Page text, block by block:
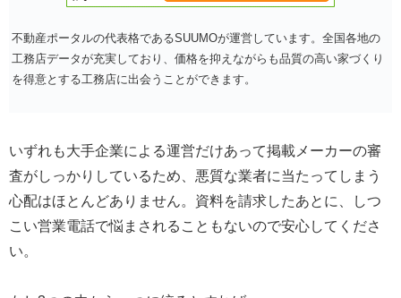
不動産ポータルの代表格であるSUUMOが運営しています。全国各地の
工務店データが充実しており、価格を抑えながらも品質の高い家づくり
を得意とする工務店に出会うことができます。
いずれも大手企業による運営だけあって掲載メーカーの審
査がしっかりしているため、悪質な業者に当たってしまう
心配はほとんどありません。資料を請求したあとに、しつ
こい営業電話で悩まされることもないので安心してくださ
い。